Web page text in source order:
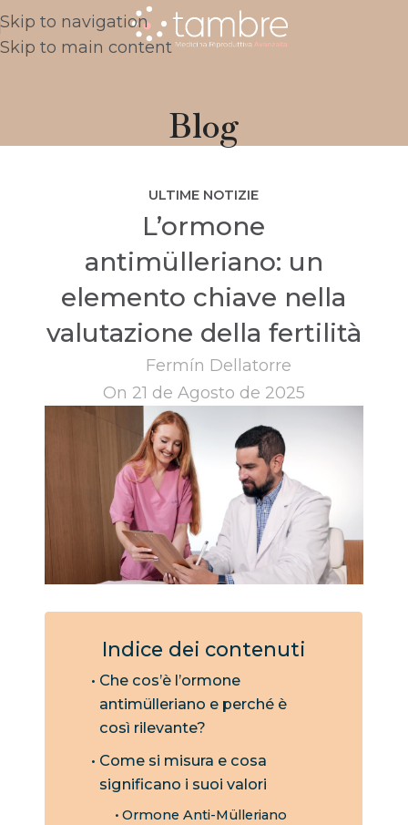
Skip to navigation
Skip to main content
Blog
ULTIME NOTIZIE
L’ormone
antimülleriano: un
elemento chiave nella
valutazione della fertilità
Fermín Dellatorre
On 21 de Agosto de 2025
Indice dei contenuti
Che cos’è l’ormone
antimülleriano e perché è
così rilevante?
Come si misura e cosa
significano i suoi valori
Ormone Anti-Mülleriano